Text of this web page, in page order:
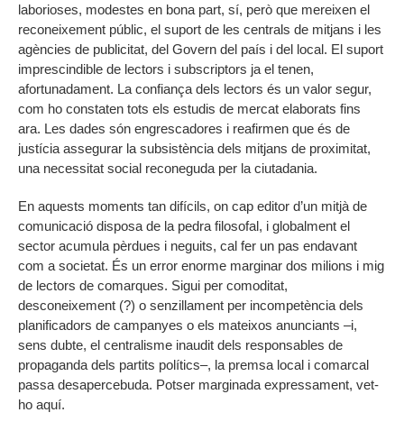
laborioses, modestes en bona part, sí, però que mereixen el
reconeixement públic, el suport de les centrals de mitjans i les
agències de publicitat, del Govern del país i del local. El suport
imprescindible de lectors i subscriptors ja el tenen,
afortunadament. La confiança dels lectors és un valor segur,
com ho constaten tots els estudis de mercat elaborats fins
ara. Les dades són engrescadores i reafirmen que és de
justícia assegurar la subsistència dels mitjans de proximitat,
una necessitat social reconeguda per la ciutadania.
En aquests moments tan difícils, on cap editor d’un mitjà de
comunicació disposa de la pedra filosofal, i globalment el
sector acumula pèrdues i neguits, cal fer un pas endavant
com a societat. És un error enorme marginar dos milions i mig
de lectors de comarques. Sigui per comoditat,
desconeixement (?) o senzillament per incompetència dels
planificadors de campanyes o els mateixos anunciants –i,
sens dubte, el centralisme inaudit dels responsables de
propaganda dels partits polítics–, la premsa local i comarcal
passa desapercebuda. Potser marginada expressament, vet-
ho aquí.